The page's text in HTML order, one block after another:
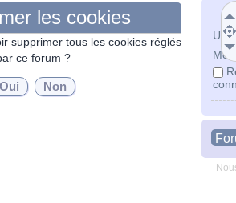
Mot
les cookies
supprimer tous les cookies réglés
ce forum ?